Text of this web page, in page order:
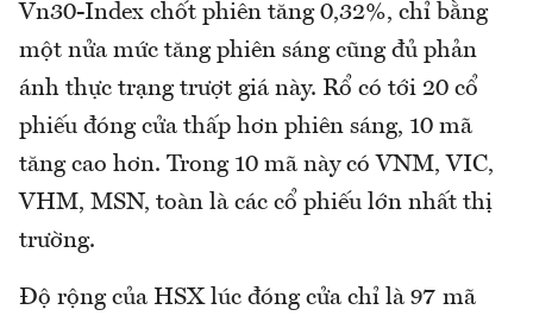
Vn30-Index chốt phiên tăng 0,32%, chỉ bằng
một nửa mức tăng phiên sáng cũng đủ phản
ánh thực trạng trượt giá này. Rổ có tới 20 cổ
phiếu đóng cửa thấp hơn phiên sáng, 10 mã
tăng cao hơn. Trong 10 mã này có VNM, VIC,
VHM, MSN, toàn là các cổ phiếu lớn nhất thị
trường.
Độ rộng của HSX lúc đóng cửa chỉ là 97 mã